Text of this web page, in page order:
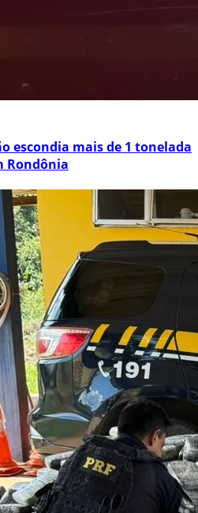
escondia mais de 1 tonelada
Rondônia